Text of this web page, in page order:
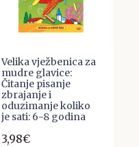
Velika vježbenica za
mudre glavice:
Čitanje pisanje
zbrajanje i
oduzimanje koliko
je sati: 6-8 godina
3,98€